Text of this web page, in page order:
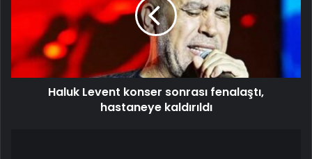
Haluk Levent konser sonrası fenalaştı,
hastaneye kaldırıldı